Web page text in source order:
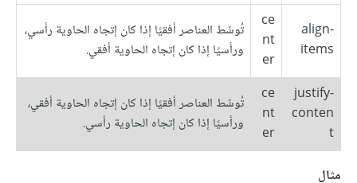
align-
items
ce
nt
er
تُوسِّط العناصر أفقيًا إذا كان إتجاه الحاوية رأسي،
ورأسيًا إذا كان إتجاه الحاوية أفقي.
justify-
conten
t
ce
nt
er
تُوسِّط العناصر أفقيًا إذا كان إتجاه الحاوية أفقي،
ورأسيًا إذا كان إتجاه الحاوية رأسي.
مثال